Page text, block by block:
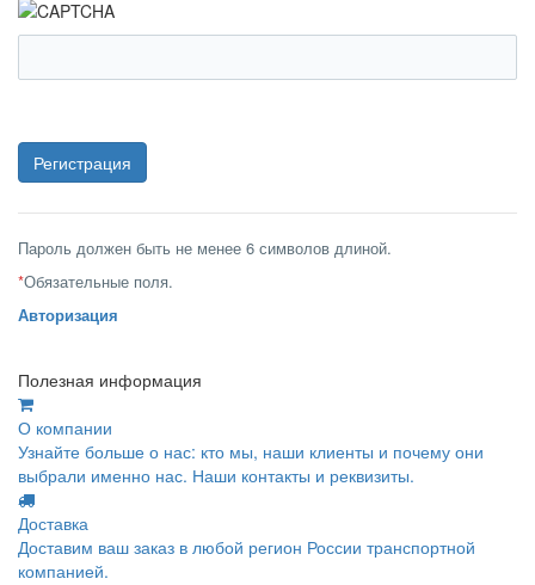
Пароль должен быть не менее 6 символов длиной.
*Обязательные поля.
Авторизация
Полезная информация
О компании
Узнайте больше о нас: кто мы, наши клиенты и почему они
выбрали именно нас. Наши контакты и реквизиты.
Доставка
Доставим ваш заказ в любой регион России транспортной
компанией.